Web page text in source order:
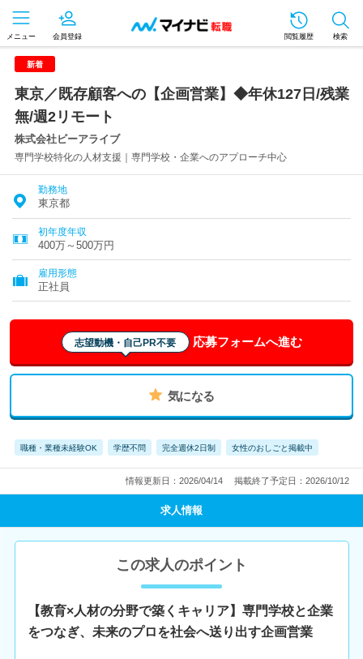
メニュー 会員登録 閲覧履歴 検索
新着
東京／既存顧客への【企画営業】◆年休127日/残業
無/週2リモート
株式会社ビーアライブ
専門学校特化の人材支援｜専門学校・企業へのアプローチ中心
勤務地
東京都
初年度年収
400万～500万円
雇用形態
正社員
志望動機・自己PR不要 応募フォームへ進む
気になる
職種・業種未経験OK 学歴不問 完全週休2日制 女性のおしごと掲載中
情報更新日：2026/04/14 掲載終了予定日：2026/10/12
求人情報
この求人のポイント
【教育×人材の分野で築くキャリア】専門学校と企業
をつなぎ、未来のプロを社会へ送り出す企画営業